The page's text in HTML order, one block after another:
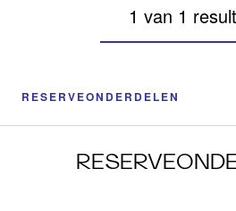
1 van 1
RESERVEONDERDELEN